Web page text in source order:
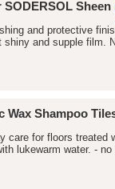
SODERSOL Sheen
and protective
shiny and supple film.
Wax Shampoo
care for floors treated
lukewarm water. -